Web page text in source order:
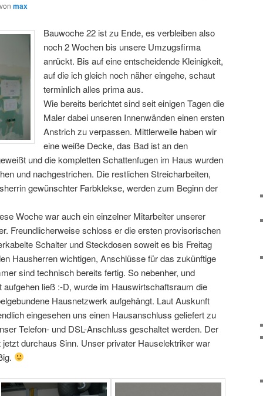
von max
Bauwoche 22 ist zu Ende, es verbleiben also
noch 2 Wochen bis unsere Umzugsfirma
anrückt. Bis auf eine entscheidende Kleinigkeit,
auf die ich gleich noch näher eingehe, schaut
terminlich alles prima aus.
Wie bereits berichtet sind seit einigen Tagen die
Maler dabei unseren Innenwänden einen ersten
Anstrich zu verpassen. Mittlerweile haben wir
eine weiße Decke, das Bad ist an den
und die kompletten Schattenfugen im Haus wurden
und nachgestrichen. Die restlichen Streicharbeiten,
gewünschter Farbklekse, werden zum Beginn der
Woche war auch ein einzelner Mitarbeiter unserer
Freundlicherweise schloss er die ersten provisorischen
Schalter und Steckdosen soweit es bis Freitag
Hausherren wichtigen, Anschlüsse für das zukünftige
sind technisch bereits fertig. So nebenher, und
ließ :-D, wurde im Hauswirtschaftsraum die
Hausnetzwerk aufgehängt. Laut Auskunft
eingesehen uns einen Hausanschluss geliefert zu
Telefon- und DSL-Anschluss geschaltet werden. Der
durchaus Sinn. Unser privater Hauselektriker war